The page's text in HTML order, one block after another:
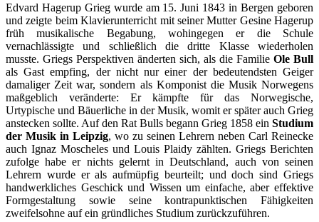
Edvard Hagerup Grieg wurde am 15. Juni 1843 in Bergen geboren
und zeigte beim Klavierunterricht mit seiner Mutter Gesine Hagerup
früh musikalische Begabung, wohingegen er die Schule
vernachlässigte und schließlich die dritte Klasse wiederholen
musste. Griegs Perspektiven änderten sich, als die Familie Ole Bull
als Gast empfing, der nicht nur einer der bedeutendsten Geiger
damaliger Zeit war, sondern als Komponist die Musik Norwegens
maßgeblich veränderte: Er kämpfte für das Norwegische,
Urtypische und Bäuerliche in der Musik, womit er später auch Grieg
anstecken sollte. Auf den Rat Bulls begann Grieg 1858 ein Studium
der Musik in Leipzig, wo zu seinen Lehrern neben Carl Reinecke
auch Ignaz Moscheles und Louis Plaidy zählten. Griegs Berichten
zufolge habe er nichts gelernt in Deutschland, auch von seinen
Lehrern wurde er als aufmüpfig beurteilt; und doch sind Griegs
handwerkliches Geschick und Wissen um einfache, aber effektive
Formgestaltung sowie seine kontrapunktischen Fähigkeiten
zweifelsohne auf ein gründliches Studium zurückzuführen.